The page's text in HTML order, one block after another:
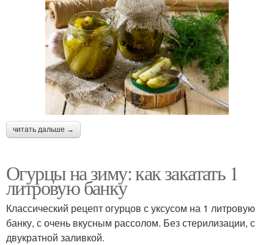
читать дальше →
Огурцы на зиму: как закатать 1
литровую банку
Классический рецепт огурцов с уксусом на 1 литровую
банку, с очень вкусным рассолом. Без стерилизации, с
двукратной заливкой.